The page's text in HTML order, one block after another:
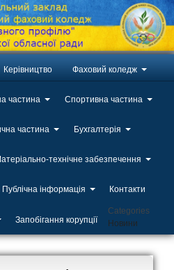
Керівництво Фаховий коледж
частина Спортивна частина
частина Бухгалтерія
технічне забезпечення
Публічна інформація Контакти
Запобігання корупції
Categories
Новини